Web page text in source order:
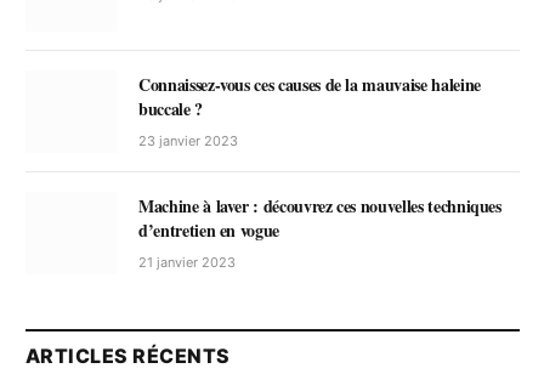
Connaissez-vous ces causes de la mauvaise haleine
buccale ?
23 janvier 2023
Machine à laver : découvrez ces nouvelles techniques
d’entretien en vogue
21 janvier 2023
ARTICLES RÉCENTS